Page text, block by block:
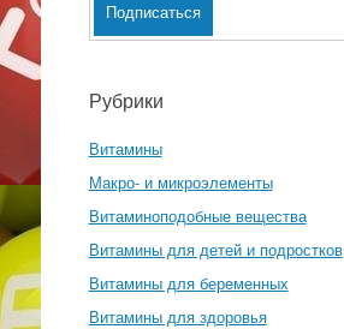
Рубрики
Витамины
Макро- и микроэлементы
Витаминоподобные вещества
Витамины для детей и подростков
Витамины для беременных
Витамины для здоровья